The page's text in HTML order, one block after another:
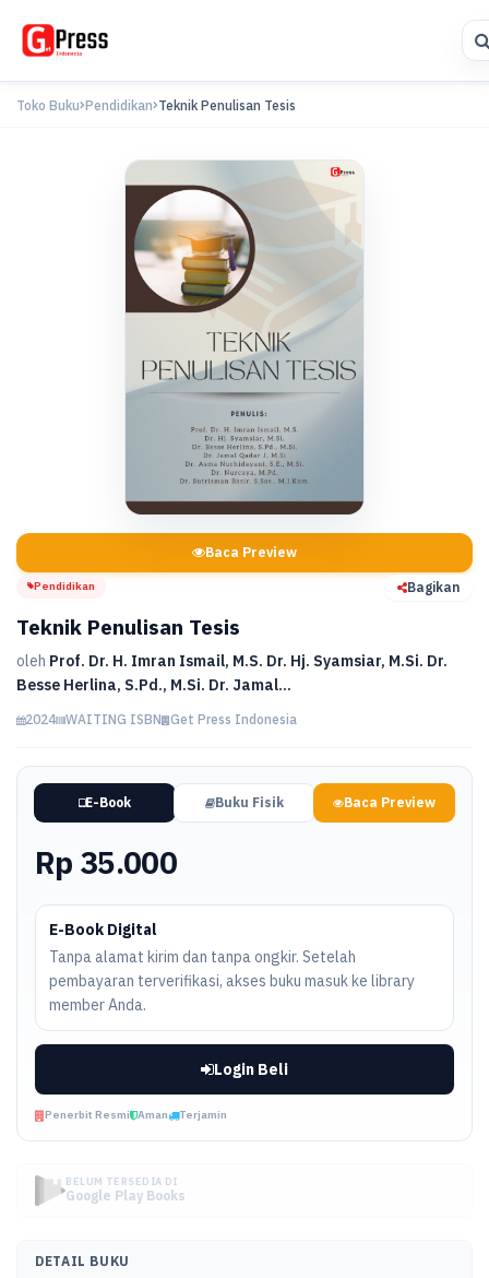
Toko Buku Pendidikan Teknik Penulisan Tesis
Baca Preview
Pendidikan Bagikan
Teknik Penulisan Tesis
oleh Prof. Dr. H. Imran Ismail, M.S. Dr. Hj. Syamsiar, M.Si. Dr.
Besse Herlina, S.Pd., M.Si. Dr. Jamal...
2024 WAITING ISBN Get Press Indonesia
E-Book Buku Fisik Baca Preview
Rp 35.000
E-Book Digital
Tanpa alamat kirim dan tanpa ongkir. Setelah
pembayaran terverifikasi, akses buku masuk ke library
member Anda.
Login Beli
Penerbit Resmi Aman Terjamin
BELUM TERSEDIA DI
Google Play Books
DETAIL BUKU